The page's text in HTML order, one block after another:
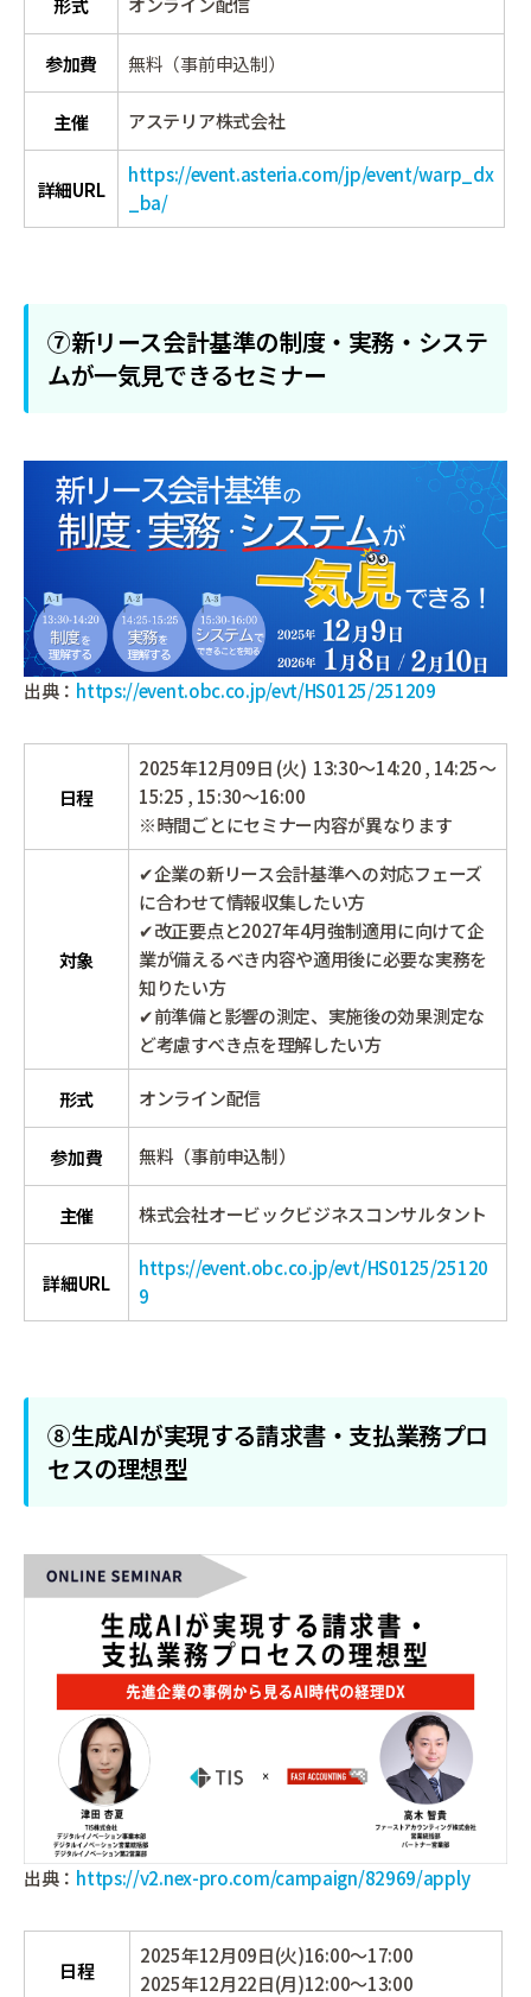
形式
参加費 無料（事前申込制）
主催 アステリア株式会社
詳細URL
https://event.asteria.com/jp/event/warp_dx
_ba/
⑦新リース会計基準の制度・実務・システ
ムが一気見できるセミナー
出典： https://event.obc.co.jp/evt/HS0125/251209
日程
2025年12月09日 (火) 13:30～14:20 , 14:25～
15:25 , 15:30～16:00
※時間ごとにセミナー内容が異なります
対象
✔企業の新リース会計基準への対応フェーズ
に合わせて情報収集したい方
✔改正要点と2027年4月強制適用に向けて企
業が備えるべき内容や適用後に必要な実務を
知りたい方
✔前準備と影響の測定、実施後の効果測定な
ど考慮すべき点を理解したい方
形式 オンライン配信
参加費 無料（事前申込制）
主催 株式会社オービックビジネスコンサルタント
詳細URL
https://event.obc.co.jp/evt/HS0125/25120
9
⑧生成AIが実現する請求書・支払業務プロ
セスの理想型
出典： https://v2.nex-pro.com/campaign/82969/apply
日程
2025年12月09日(火)16:00～17:00
2025年12月22日(月)12:00～13:00